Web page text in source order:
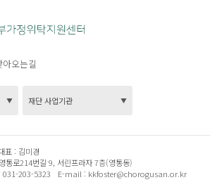
아오는길
표 : 김미경
통로214번길 9, 서린프라자 7층(영통동)
031-203-5323 E-mail : kkfoster@chorogusan.or.kr